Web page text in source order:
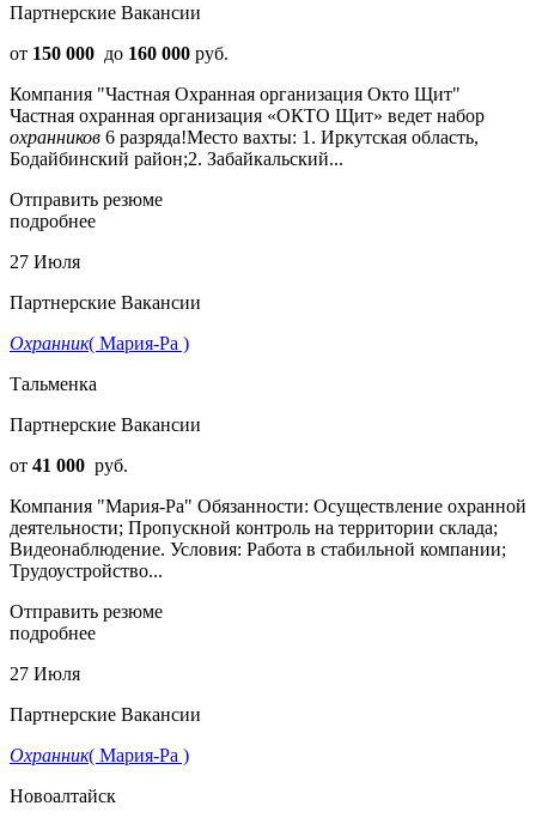
Партнерские Вакансии
от 150 000 до 160 000 руб.
Компания "Частная Охранная организация Окто Щит"
Частная охранная организация «ОКТО Щит» ведет набор
охранников 6 разряда!Место вахты: 1. Иркутская область,
Бодайбинский район;2. Забайкальский...
Отправить резюме
подробнее
27 Июля
Партнерские Вакансии
Охранник( Мария-Ра )
Тальменка
Партнерские Вакансии
от 41 000 руб.
Компания "Мария-Ра" Обязанности: Осуществление охранной
деятельности; Пропускной контроль на территории склада;
Видеонаблюдение. Условия: Работа в стабильной компании;
Трудоустройство...
Отправить резюме
подробнее
27 Июля
Партнерские Вакансии
Охранник( Мария-Ра )
Новоалтайск